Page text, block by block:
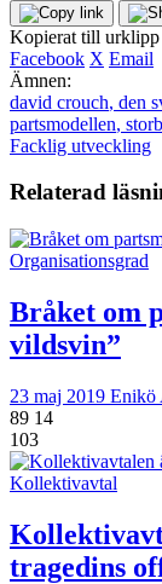
Kopierat till urklipp
Facebook X Email
Ämnen:
david crouch, den
partsmodellen,
Facklig utveckling
Relaterad
Organisationsgrad
Bråket om
vildsvin”
23 maj 2019 Enikö
89 14
103
Kollektivavtal
tragedins